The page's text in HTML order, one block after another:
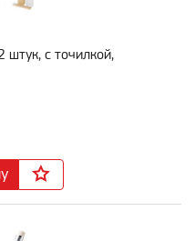
с точилкой,